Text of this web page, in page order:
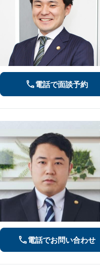
電話で面談予約
電話でお問い合わせ